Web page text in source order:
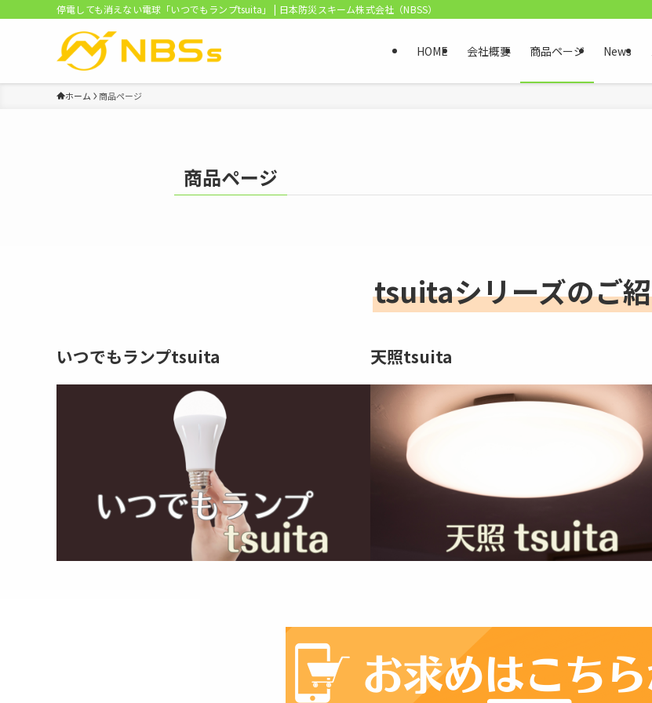
停電しても消えない電球「いつでもランプtsuita」 | 日本防災スキーム株式会社（NBSS）
HOME 会社概要 商品ページ News
ホーム 商品ページ
商品ページ
tsuitaシリーズのご
いつでもランプtsuita 天照tsuita